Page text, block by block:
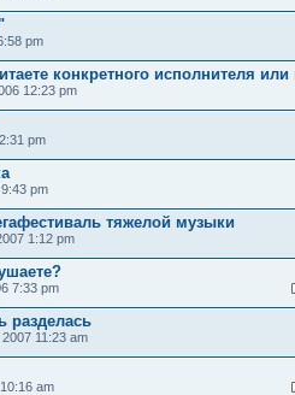
pm
конкретного исполнителя
12:23 pm
pm
pm
тяжелой музыки
1:12 pm
7:33 pm
разделась
11:23 am
am